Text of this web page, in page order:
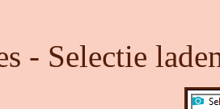
- Selectie